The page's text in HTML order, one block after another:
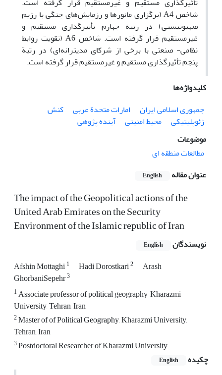
شاخص A4 (برگزاری مانورها و رزمایش‌های جنگی با رژیم
صهیونیستی) در رتبة چهارم تأثیرگذاری مستقیم و
غیرمستقیم قرار گرفته است. شاخص A6 (تقویت روابط
نظامی- صنعتی با برخی از شرکای مدیترانه‌ای) در رتبة
پنجم تأثیرگذاری مستقیم و غیرمستقیم قرار گرفته است.
کلیدواژه‌ها
جمهوری اسلامی ایران
امارات متحدة عربی
کنش
ژئوپلیتیکی
محیط امنیتی
آینده پژوهی
موضوعات
مطالعات منطقه ای
عنوان مقاله
English
The impact of the Geopolitical actions of the
United Arab Emirates on the Security
Environment of the Islamic republic of Iran
نویسندگان English
Afshin Mottaghi1 Hadi Dorostkari2
Arash
GhorbaniSepehr3
1Associate professor of political geography, Kharazmi
University, Tehran, Iran
2Master of of Political Geography, Kharazmi University,
Tehran, Iran
3Postdoctoral Researcher of Kharazmi University
چکیده
English